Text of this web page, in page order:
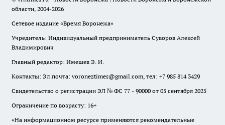
области, 2004-2026
Сетевое издание «Время Воронежа»
Учредитель: Индивидуальный предприниматель Суворов Алексей
Владимирович
Главный редактор: Имешев Э. И.
Контакты: Эл.почта: voroneztimes@gmail.com, тел: +7 985 814 3429
Свидетельство о регистрации ЭЛ № ФС 77 - 90000 от 05 сентября 2025
Ограничение по возрасту: 16+
«На информационном ресурсе применяются рекомендательные